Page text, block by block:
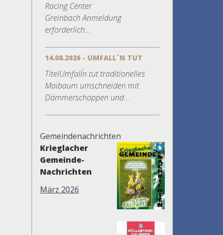
Racing Center
Greinbach Anmeldung
erforderlich...
14.08.2026 - UMFALL´N TUT
TitelUmfall´n tut traditionelles
Maibaum umschneiden mit
Dämmerschoppen und...
Gemeindenachrichten
Krieglacher
Gemeinde-
Nachrichten
März 2026